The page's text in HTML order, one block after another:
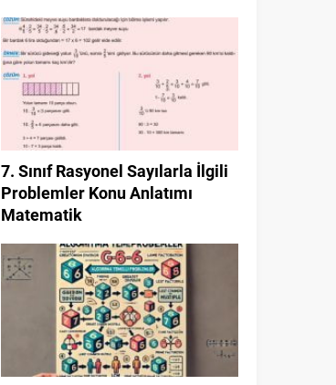
7. Sınıf Rasyonel Sayılarla İlgili
Problemler Konu Anlatımı
Matematik